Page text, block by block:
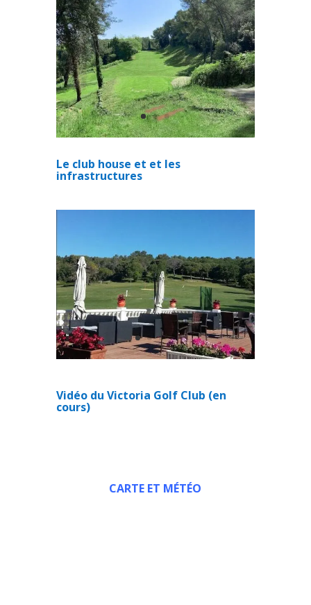
Le club house et et les
infrastructures
Vidéo du Victoria Golf Club (en
cours)
CARTE ET MÉTÉO